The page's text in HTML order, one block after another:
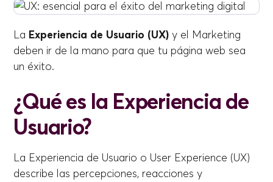
La Experiencia de Usuario (UX) y el Marketing
deben ir de la mano para que tu página web sea
un éxito.
¿Qué es la Experiencia de
Usuario?
La Experiencia de Usuario o User Experience (UX)
describe las percepciones, reacciones y